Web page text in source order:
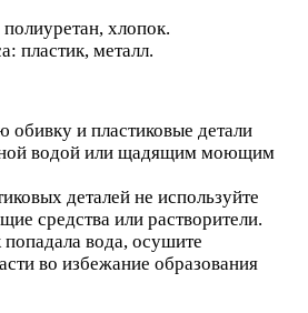
хлопок.
пластик, металл.
обивку и пластиковые детали
водой или щадящим моющим
деталей не используйте
средства или растворители.
попадала вода, осушите
во избежание образования